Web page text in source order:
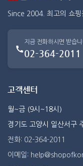
Since 2004. 최고의 쇼핑
지금 전화하시면 받습
02-364-2011
고객센터
월~금 (9시~18시)
경기도 고양시 일산서구
전화: 02-364-2011
이메일: